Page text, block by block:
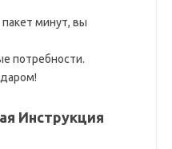
минут, вы
потребности.
Инструкция